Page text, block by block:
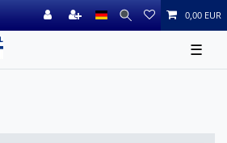
0,00 EUR
☰